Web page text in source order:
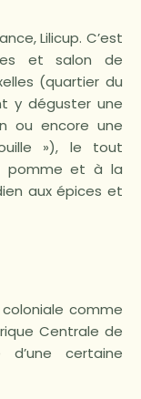
Lilicup. C’est
et salon de
(quartier du
y déguster une
ou encore une
»), le tout
pomme et à la
aux épices et
comme
Centrale de
d’une certaine